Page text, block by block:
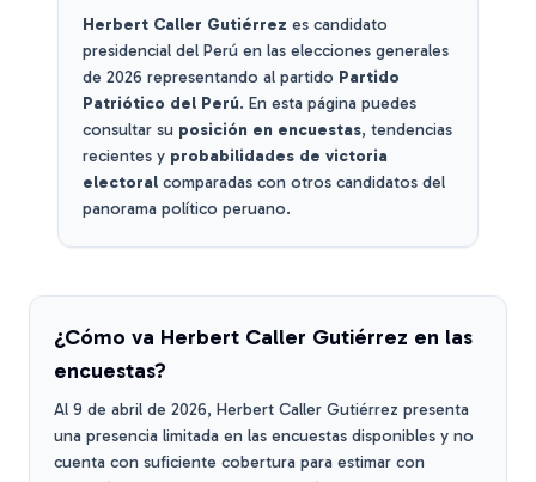
Herbert Caller Gutiérrez es candidato
presidencial del Perú en las elecciones generales
de 2026 representando al partido Partido
Patriótico del Perú. En esta página puedes
consultar su posición en encuestas, tendencias
recientes y probabilidades de victoria
electoral comparadas con otros candidatos del
panorama político peruano.
¿Cómo va Herbert Caller Gutiérrez en las
encuestas?
Al 9 de abril de 2026, Herbert Caller Gutiérrez presenta
una presencia limitada en las encuestas disponibles y no
cuenta con suficiente cobertura para estimar con